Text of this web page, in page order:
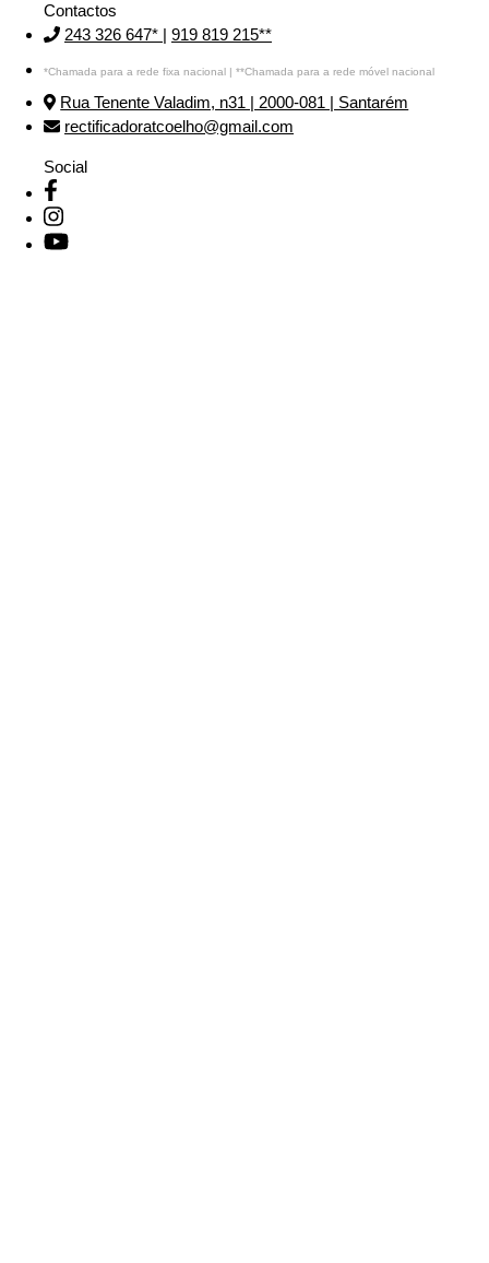
Contactos
243 326 647* | 919 819 215**
*Chamada para a rede fixa nacional | **Chamada para a rede móvel nacional
Rua Tenente Valadim, n31 | 2000-081 | Santarém
rectificadoratcoelho@gmail.com
Social